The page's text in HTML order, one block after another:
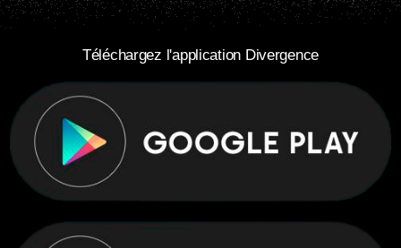
Téléchargez l'application Divergence